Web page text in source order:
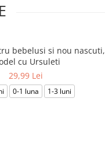
bebelusi si nou nascuti,
cu Ursuleti
29,99 Lei
0-1 luna 1-3 luni